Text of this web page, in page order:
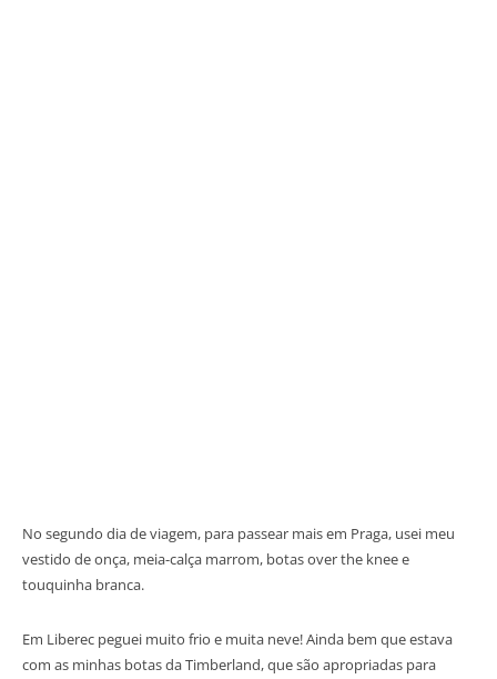
No segundo dia de viagem, para passear mais em Praga, usei meu
vestido de onça, meia-calça marrom, botas over the knee e
touquinha branca.
Em Liberec peguei muito frio e muita neve! Ainda bem que estava
com as minhas botas da Timberland, que são apropriadas para